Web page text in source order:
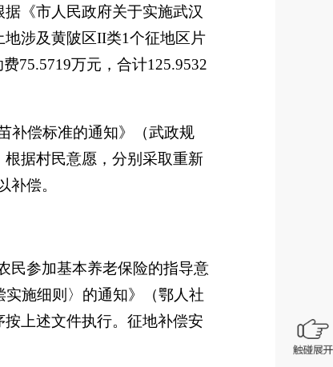
《市人民政府关于实施武汉
地涉及黄陂区II类1个征地区片
费75.5719万元，合计125.9532
补偿标准的通知》（武政规
据村民意愿，分别采取重新
偿。
民参加基本养老保险的指导意
施细则〉的通知》（鄂人社
上述文件执行。征地补偿安